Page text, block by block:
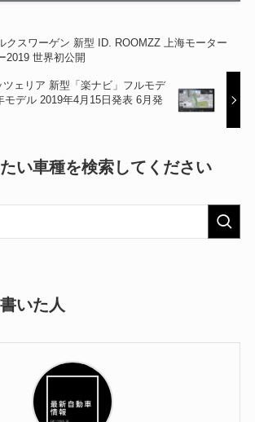
クスワーゲン 新型 ID. ROOMZZ 上海モーター
2019 世界初公開
ェリア 新型「楽ナビ」フルモデ
モデル 2019年4月15日発表 6月発
い車種を検索してください
いた人